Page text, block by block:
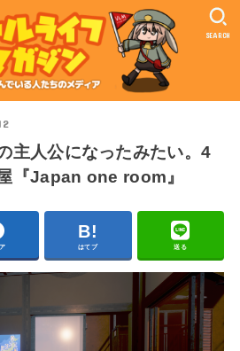
SEARCH
主人公になったみたい。4
『Japan one room』
はてブ 送る